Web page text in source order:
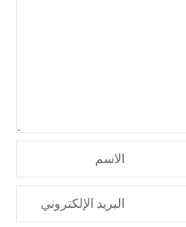
الاسم
البريد الإلكتروني